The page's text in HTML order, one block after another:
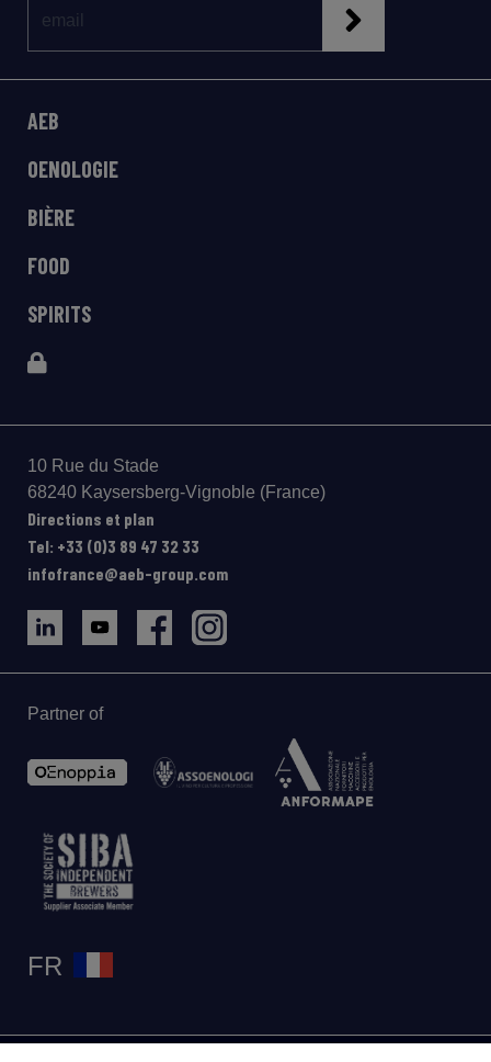
AEB
OENOLOGIE
BIÈRE
FOOD
SPIRITS
10 Rue du Stade
68240 Kaysersberg-Vignoble (France)
Directions et plan
Tel: +33 (0)3 89 47 32 33
infofrance@aeb-group.com
Partner of
FR